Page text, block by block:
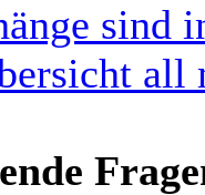
sind
all